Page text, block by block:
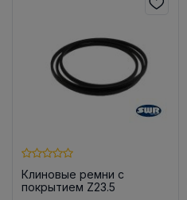
Клиновые ремни с
покрытием Z23.5